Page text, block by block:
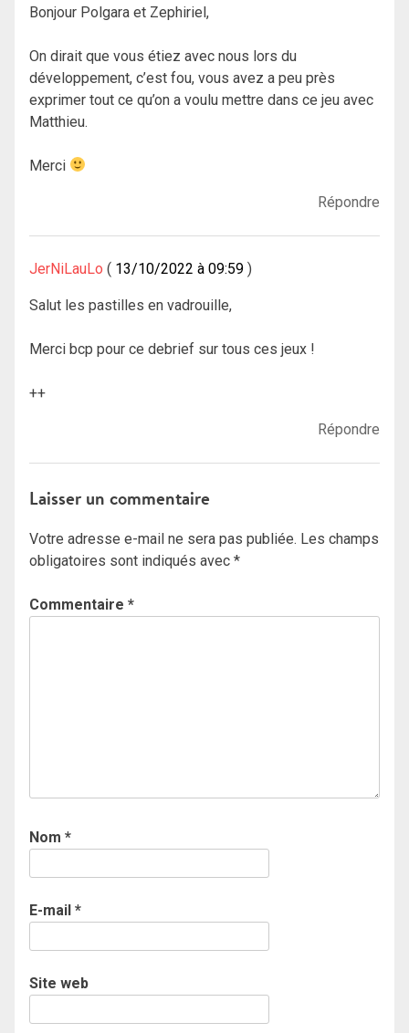
Bonjour Polgara et Zephiriel,
On dirait que vous étiez avec nous lors du
développement, c’est fou, vous avez a peu près
exprimer tout ce qu’on a voulu mettre dans ce jeu avec
Matthieu.
Merci
Répondre
JerNiLauLo 13/10/2022 à 09:59
Salut les pastilles en vadrouille,
Merci bcp pour ce debrief sur tous ces jeux !
++
Répondre
Laisser un commentaire
Votre adresse e-mail ne sera pas publiée. Les champs
obligatoires sont indiqués avec *
Commentaire *
Nom *
E-mail *
Site web